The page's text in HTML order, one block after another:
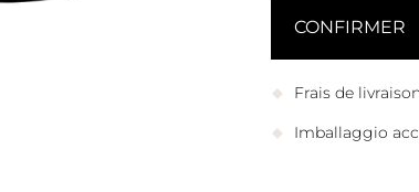
Frais de
Imballaggio